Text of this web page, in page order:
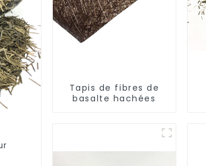
Tapis de fibres de
basalte hachées